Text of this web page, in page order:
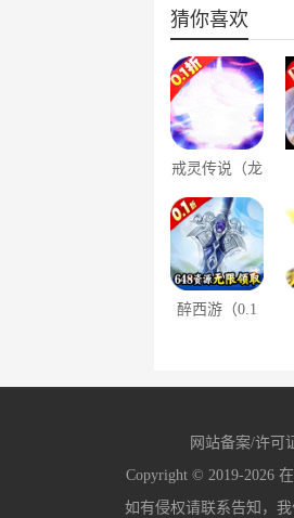
猜你喜欢
戒灵传说（龙
折）
醉西游（0.1
网站备案/许可
Copyright © 2019-2026
如有侵权请联系告知，